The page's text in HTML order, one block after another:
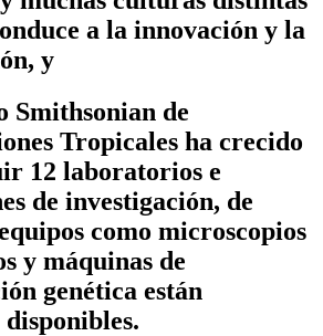
a la innovación y la
y
Smithsonian de
Tropicales ha crecido
12 laboratorios e
de investigación, de
como microscopios
y máquinas de
genética están